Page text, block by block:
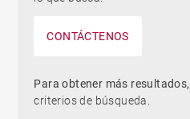
CONTÁCTENOS
Para obtener más resultados,
criterios de búsqueda.